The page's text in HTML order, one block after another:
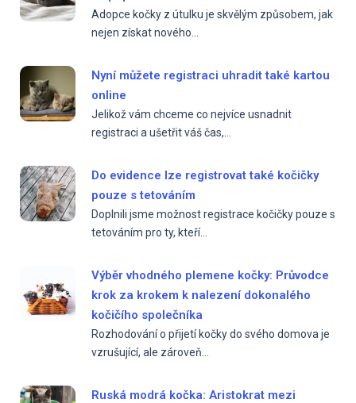
Adopce kočky z útulku je skvělým způsobem, jak
nejen získat nového...
Nyní můžete registraci uhradit také kartou
online
Jelikož vám chceme co nejvíce usnadnit
registraci a ušetřit váš čas,...
Do evidence lze registrovat také kočičky
pouze s tetováním
Doplnili jsme možnost registrace kočičky pouze s
tetováním pro ty, kteří...
Výběr vhodného plemene kočky: Průvodce
krok za krokem k nalezení dokonalého
kočičího společníka
Rozhodování o přijetí kočky do svého domova je
vzrušující, ale zároveň...
Ruská modrá kočka: Aristokrat mezi